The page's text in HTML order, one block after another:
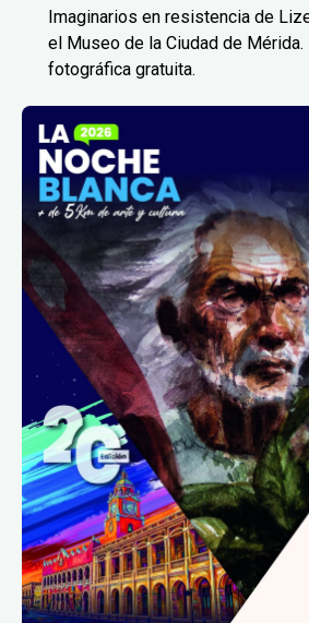
Imaginarios en resistencia de
el Museo de la Ciudad de
fotográfica gratuita.